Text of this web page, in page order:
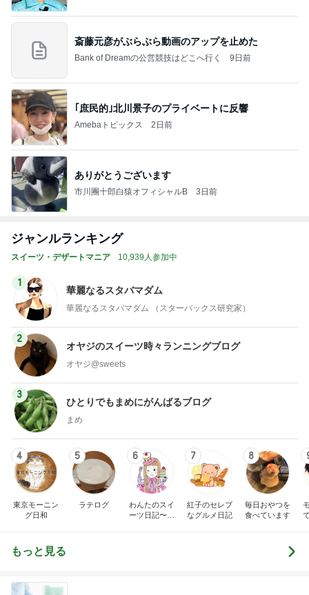
斎藤元彦がぶらぶら動画のアップを止めた
Bank of Dreamの公営競技はどこへ行く 9日前
｢庶民的｣北川景子のプライベートに反響
Amebaトピックス 2日前
ありがとうございます
市川團十郎白猿オフィシャルB 3日前
ジャンルランキング
スイーツ・デザートマニア 10,939人参加中
1
華麗なるスタバマダム
華麗なるスタバマダム （スターバックス研究家）
2
オヤジのスイーツ時々ランニングブログ
オヤジ@sweets
3
ひとりでもまめにがんばるブログ
まめ
4
東京モーニン
グ日和
5
ラテログ
6
わんたのスイ
ーツ日記〜小
7
紅子のセレブ
なグルメ日記
8
毎日おやつを
食べています
もっと見る